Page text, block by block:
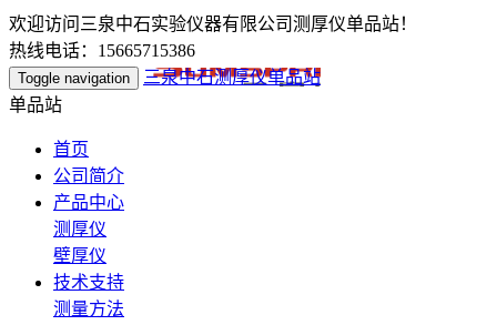
欢迎访问三泉中石实验仪器有限公司测厚仪单品站！
热线电话：15665715386
Toggle navigation
三泉中石测厚仪单品站
单品站
首页
公司简介
产品中心
测厚仪
壁厚仪
技术支持
测量方法